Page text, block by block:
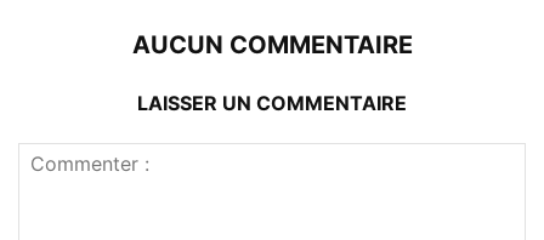
AUCUN COMMENTAIRE
LAISSER UN COMMENTAIRE